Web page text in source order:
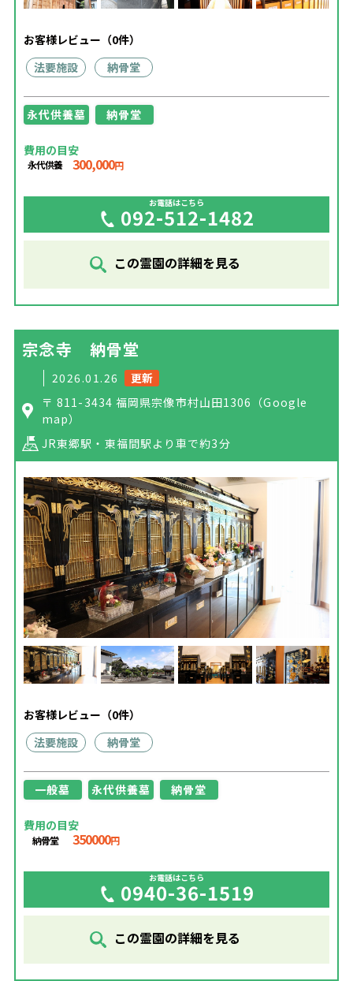
お客様レビュー（0件）
法要施設
納骨堂
永代供養墓 納骨堂
費用の目安
永代供養 300,000円
お電話はこちら
092-512-1482
この霊園の詳細を見る
宗念寺 納骨堂
2026.01.26
更新
〒 811-3434 福岡県宗像市村山田1306 （Google
map）
JR東郷駅・東福間駅より車で約3分
お客様レビュー（0件）
法要施設
納骨堂
一般墓 永代供養墓 納骨堂
費用の目安
納骨堂 350000円
お電話はこちら
0940-36-1519
この霊園の詳細を見る